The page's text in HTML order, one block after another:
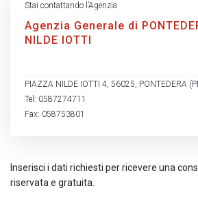
Inserisci i dati richiesti per ricevere una
riservata e gratuita.
Stai contattando l’Agenzia
Agenzia Generale di
NILDE IOTTI
PIAZZA NILDE IOTTI 4, 56025, PONTEDERA
Tel: 0587274711
Fax: 058753801